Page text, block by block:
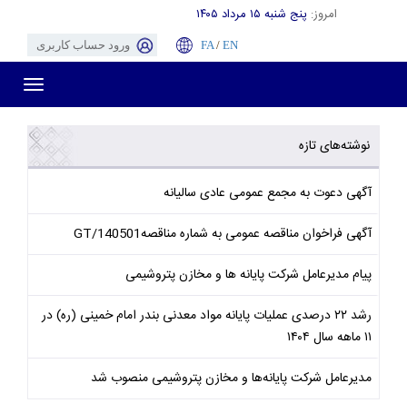
امروز: پنج شنبه ۱۵ مرداد ۱۴۰۵
FA/ EN ورود حساب کاربری
نوشته‌های تازه
آگهی دعوت به مجمع عمومی عادی سالیانه
آگهی فراخوان مناقصه عمومی به شماره مناقصهGT/140501
پیام مدیرعامل شرکت پایانه ها و مخازن پتروشیمی
رشد ۲۲ درصدی عملیات پایانه مواد معدنی بندر امام خمینی (ره) در
۱۱ ماهه سال ۱۴۰۴
مدیرعامل شرکت پایانه‌ها و مخازن پتروشیمی منصوب شد